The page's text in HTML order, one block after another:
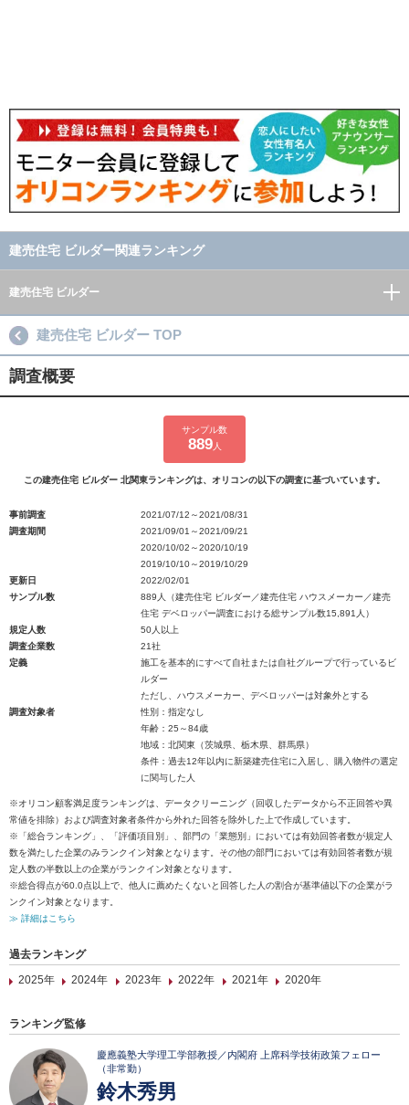
建売住宅 ビルダー関連ランキング
建売住宅 ビルダー
建売住宅 ビルダー TOP
調査概要
サンプル数
889人
この建売住宅 ビルダー 北関東ランキングは、オリコンの以下の調査に基づいています。
事前調査
2021/07/12～2021/08/31
調査期間
2021/09/01～2021/09/21
2020/10/02～2020/10/19
2019/10/10～2019/10/29
更新日
2022/02/01
サンプル数
889人（建売住宅 ビルダー／建売住宅 ハウスメーカー／建売
住宅 デベロッパー調査における総サンプル数15,891人）
規定人数
50人以上
調査企業数
21社
定義
施工を基本的にすべて自社または自社グループで行っているビ
ルダー
ただし、ハウスメーカー、デベロッパーは対象外とする
調査対象者
性別：指定なし
年齢：25～84歳
地域：北関東（茨城県、栃木県、群馬県）
条件：過去12年以内に新築建売住宅に入居し、購入物件の選定
に関与した人
※オリコン顧客満足度ランキングは、データクリーニング（回収したデータから不正回答や異
常値を排除）および調査対象者条件から外れた回答を除外した上で作成しています。
※「総合ランキング」、「評価項目別」、部門の「業態別」においては有効回答者数が規定人
数を満たした企業のみランクイン対象となります。その他の部門においては有効回答者数が規
定人数の半数以上の企業がランクイン対象となります。
※総合得点が60.0点以上で、他人に薦めたくないと回答した人の割合が基準値以下の企業がラ
ンクイン対象となります。
≫ 詳細はこちら
過去ランキング
2025年
2024年 2023年 2022年 2021年 2020年
ランキング監修
慶應義塾大学理工学部教授／内閣府 上席科学技術政策フェロー
（非常勤）
鈴木秀男